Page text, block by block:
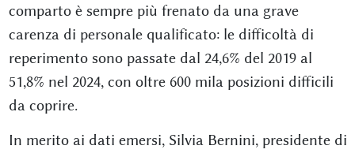
comparto è sempre più frenato da una grave
carenza di personale qualificato: le difficoltà di
reperimento sono passate dal 24,6% del 2019 al
51,8% nel 2024, con oltre 600 mila posizioni difficili
da coprire.
In merito ai dati emersi, Silvia Bernini, presidente di